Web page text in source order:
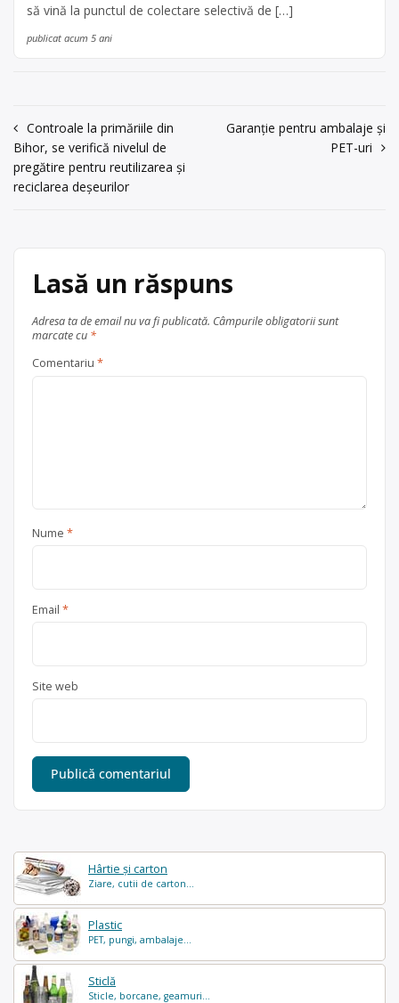
Hârtie și carton
Ziare, cutii de carton...
Plastic
PET, pungi, ambalaje...
Sticlă
Sticle, borcane, geamuri...
să vină la punctul de colectare selectivă de […]
publicat acum 5 ani
Navigare
în
articole
Controale la primăriile din
Bihor, se verifică nivelul de
pregătire pentru reutilizarea și
reciclarea deșeurilor
Garanţie pentru ambalaje şi
PET-uri
Lasă un răspuns
Adresa ta de email nu va fi publicată. Câmpurile obligatorii sunt
marcate cu *
Comentariu *
Nume *
Email *
Site web